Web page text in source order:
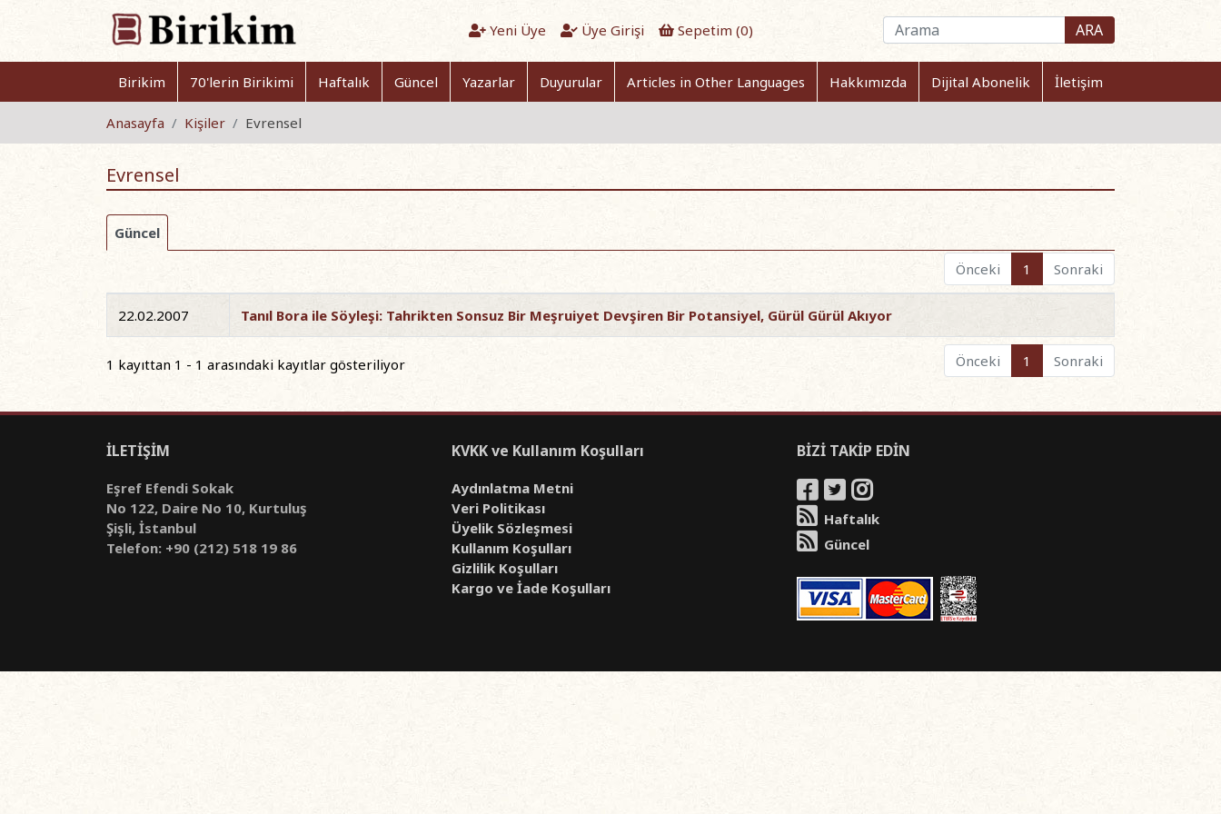
Yeni Üye Üye Girişi Sepetim (0) ARA
Birikim 70'lerin Birikimi Haftalık Güncel Yazarlar Duyurular Articles in Other Languages Hakkımızda Dijital Abonelik İletişim
Anasayfa Kişiler Evrensel
Evrensel
Güncel
Önceki
1 Sonraki
22.02.2007 Tanıl Bora ile Söyleşi: Tahrikten Sonsuz Bir Meşruiyet Devşiren Bir Potansiyel, Gürül Gürül Akıyor
1 kayıttan 1 - 1 arasındaki kayıtlar gösteriliyor Önceki 1 Sonraki
İLETİŞİM
Eşref Efendi Sokak
No 122, Daire No 10, Kurtuluş
Şişli, İstanbul
Telefon: +90 (212) 518 19 86
KVKK ve Kullanım Koşulları
Aydınlatma Metni
Veri Politikası
Üyelik Sözleşmesi
Kullanım Koşulları
Gizlilik Koşulları
Kargo ve İade Koşulları
BİZİ TAKİP EDİN
Haftalık
Güncel